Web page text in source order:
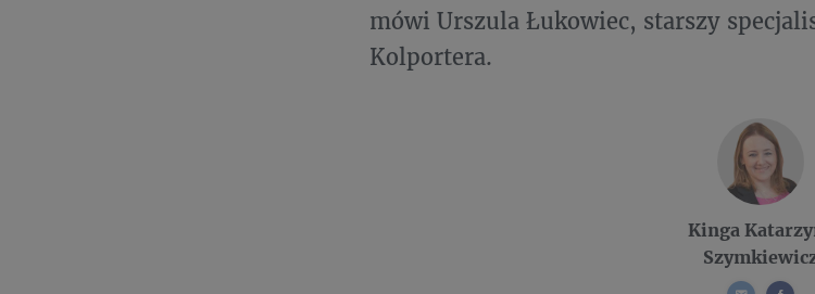
mówi Urszula Łukowiec, starszy
Kolportera.
Kinga